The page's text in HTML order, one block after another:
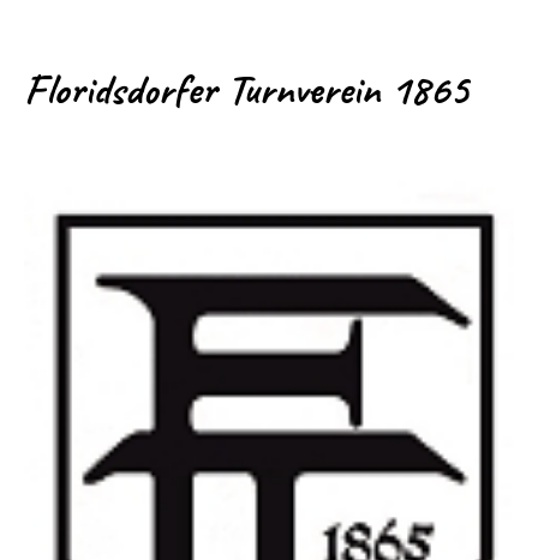
Floridsdorfer Turnverein 1865